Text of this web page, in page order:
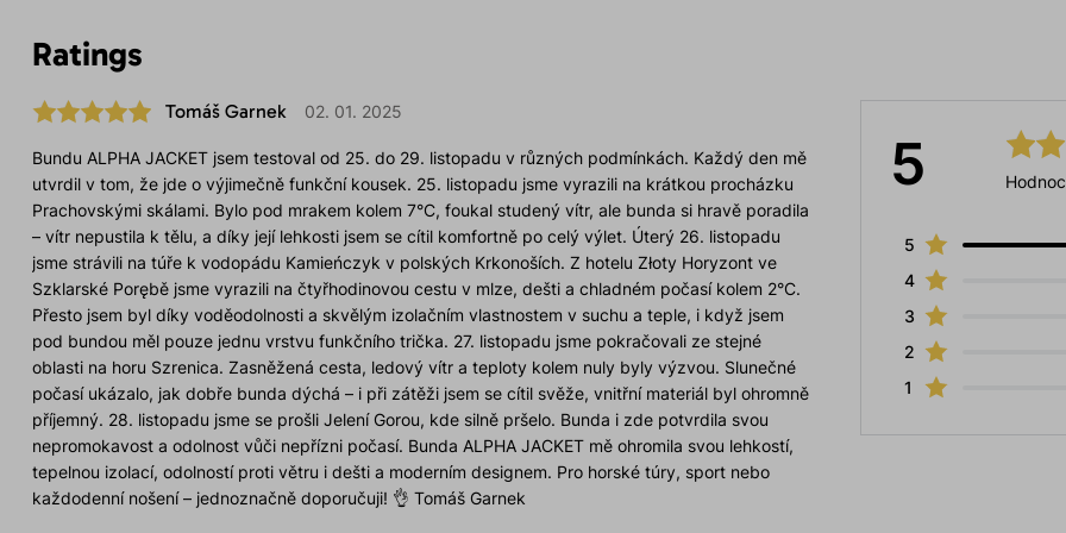
Ratings
5
5
4
3
2
1
Tomáš Garnek 02. 01. 2025
Bundu ALPHA JACKET jsem testoval od 25. do 29. listopadu v různých podmínkách. Každý den mě
utvrdil v tom, že jde o výjimečně funkční kousek. 25. listopadu jsme vyrazili na krátkou procházku
Prachovskými skálami. Bylo pod mrakem kolem 7°C, foukal studený vítr, ale bunda si hravě poradila
– vítr nepustila k tělu, a díky její lehkosti jsem se cítil komfortně po celý výlet. Úterý 26. listopadu
jsme strávili na túře k vodopádu Kamieńczyk v polských Krkonoších. Z hotelu Złoty Horyzont ve
Szklarské Porębě jsme vyrazili na čtyřhodinovou cestu v mlze, dešti a chladném počasí kolem 2°C.
Přesto jsem byl díky voděodolnosti a skvělým izolačním vlastnostem v suchu a teple, i když jsem
pod bundou měl pouze jednu vrstvu funkčního trička. 27. listopadu jsme pokračovali ze stejné
oblasti na horu Szrenica. Zasněžená cesta, ledový vítr a teploty kolem nuly byly výzvou. Slunečné
počasí ukázalo, jak dobře bunda dýchá – i při zátěži jsem se cítil svěže, vnitřní materiál byl ohromně
příjemný. 28. listopadu jsme se prošli Jelení Gorou, kde silně pršelo. Bunda i zde potvrdila svou
nepromokavost a odolnost vůči nepřízni počasí. Bunda ALPHA JACKET mě ohromila svou lehkostí,
tepelnou izolací, odolností proti větru i dešti a moderním designem. Pro horské túry, sport nebo
každodenní nošení – jednoznačně doporučuji! 👌 Tomáš Garnek